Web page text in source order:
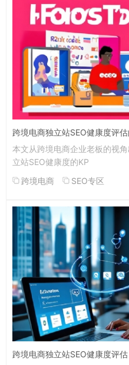
跨境电商独立站SEO健康度评
本文从跨境电商企业老板的视
立站SEO健康度的KP
跨境电商
SEO专区
跨境电商独立站SEO健康度评